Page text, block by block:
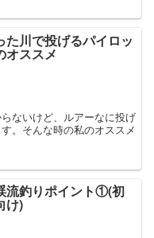
た川で投げるパイロッ
オススメ
ないけど、ルアーなに投げ
。そんな時の私のオススメ
流釣りポイント①(初
け)